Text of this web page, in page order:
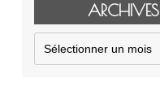
ARCHIVES
Archives